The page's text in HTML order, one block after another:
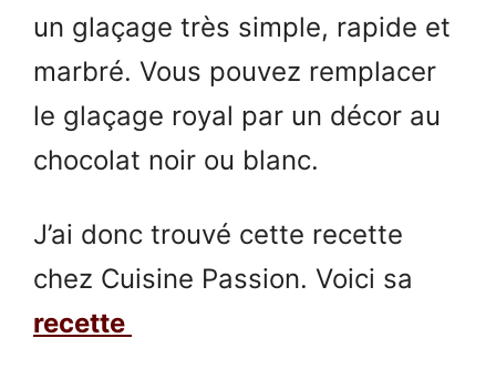
un glaçage très simple, rapide et
marbré. Vous pouvez remplacer
le glaçage royal par un décor au
chocolat noir ou blanc.
J’ai donc trouvé cette recette
chez Cuisine Passion. Voici sa
recette